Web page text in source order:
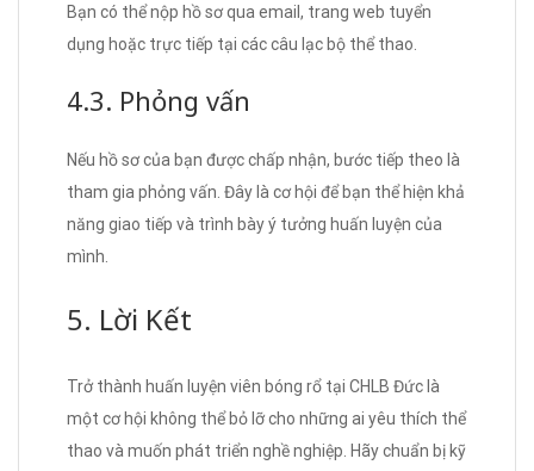
Bạn có thể nộp hồ sơ qua email, trang web tuyển
dụng hoặc trực tiếp tại các câu lạc bộ thể thao.
4.3. Phỏng vấn
Nếu hồ sơ của bạn được chấp nhận, bước tiếp theo là
tham gia phỏng vấn. Đây là cơ hội để bạn thể hiện khả
năng giao tiếp và trình bày ý tưởng huấn luyện của
mình.
5. Lời Kết
Trở thành huấn luyện viên bóng rổ tại CHLB Đức là
một cơ hội không thể bỏ lỡ cho những ai yêu thích thể
thao và muốn phát triển nghề nghiệp. Hãy chuẩn bị kỹ